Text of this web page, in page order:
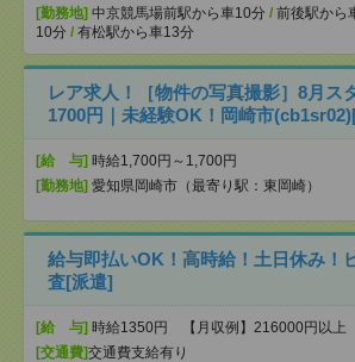
[勤務地] 中京競馬場前駅から車10分 / 前後駅から
10分 / 有松駅から車13分
レア求人！［物件の写真撮影］8月ス
1700円｜未経験OK！岡崎市
[給 与] 時給1,700円～1,700円
[勤務地] 愛知県岡崎市（最寄り駅：東岡崎）
給与即払いOK！高時給！土日休み！
査[派遣]
[給 与] 時給1350円 【月収例】216000円以上
[交通費]交通費支給有り